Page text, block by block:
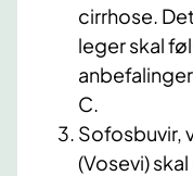
cirrhose.
leger skal
C.
Sofosbuvir,
(Vosevi)